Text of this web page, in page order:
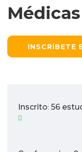
INSCRÍBETE
Inscrito: 56